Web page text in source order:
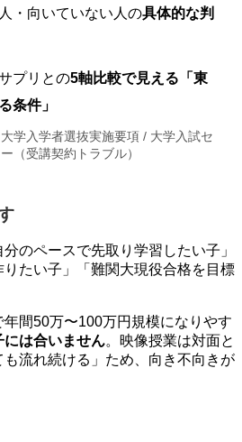
・向いていない人の具体的な判
プリとの5軸比較で見える「東
条件」
学入学者選抜実施要項 / 大学入試セ
（受講契約トラブル）
のペースで先取り学習したい子」
りたい子」「難関大現役合格を目標
間50万〜100万円規模になりやす
には合いません。映像授業は対面と
流れ続ける」ため、向き不向きが